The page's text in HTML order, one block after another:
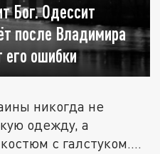
Бог. Одессит
после Владимира
его ошибки
никогда не
одежду, а
с галстуком.